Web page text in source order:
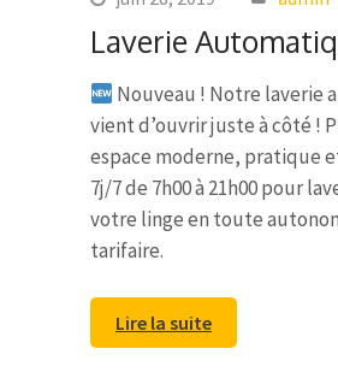
Laverie
Nouveau ! Notre laverie
vient d’ouvrir juste à côté !
espace moderne, pratique
7j/7 de 7h00 à 21h00 pour
votre linge en toute
tarifaire.
Lire la suite